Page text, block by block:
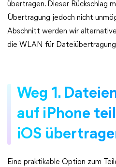
übertragen. Dieser Rückschlag
Übertragung jedoch nicht
Abschnitt werden wir
die WLAN für
Weg 1.
auf iPhone
iOS
Eine praktikable Option zum